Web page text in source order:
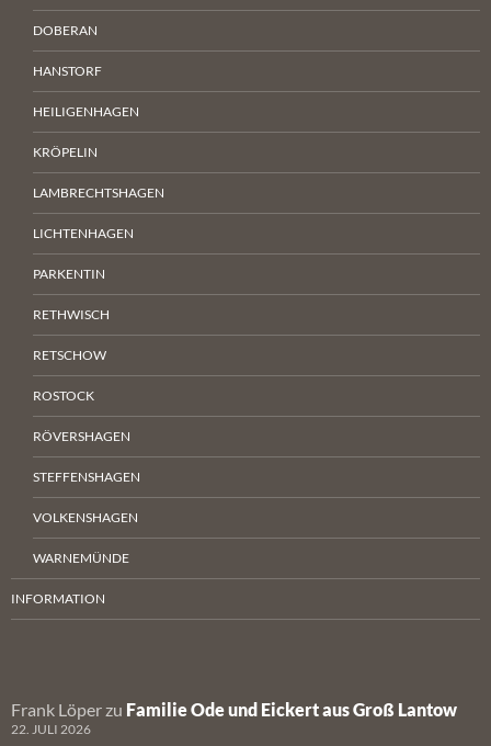
DOBERAN
HANSTORF
HEILIGENHAGEN
KRÖPELIN
LAMBRECHTSHAGEN
LICHTENHAGEN
PARKENTIN
RETHWISCH
RETSCHOW
ROSTOCK
RÖVERSHAGEN
STEFFENSHAGEN
VOLKENSHAGEN
WARNEMÜNDE
INFORMATION
Frank Löper zu Familie Ode und Eickert aus Groß Lantow
22. JULI 2026